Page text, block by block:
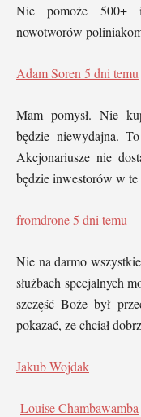
Nie pomoże 500+ i
nowotworów
Adam Soren 5 dni temu
Mam pomysł. Nie
będzie niewydajna.
Akcjonariusze nie
będzie inwestorów w te
fromdrone5 dni temu
Nie na darmo
służbach specjalnych
szczęść Boże był
pokazać, ze chciał
Jakub Wojdak
Louise Chambawamba